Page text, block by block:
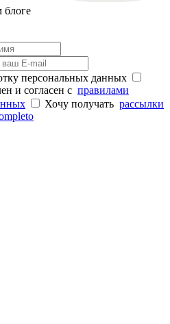
блоге
персональных данных
и согласен с правилами
Хочу получать рассылки